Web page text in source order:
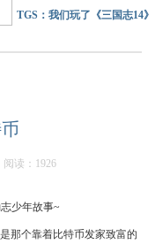
TGS：我们玩了《三国志14》
阅读：1926
少年故事~
那个靠着比特币发家致富的